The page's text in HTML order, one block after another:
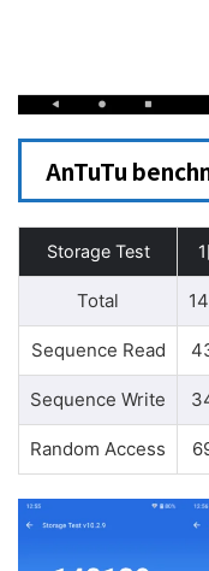
AnTuTu
Storage Test
Total
Sequence Read
Sequence Write
Random Access